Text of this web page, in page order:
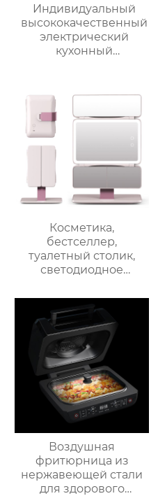
Индивидуальный
высококачественный
электрический
кухонный
приготовления пищи,
кухонный комбайн,
блендер, тепловизор
Косметика,
бестселлер,
туалетный столик,
светодиодное
зеркало для макияжа,
тройное
увеличительное
зеркало для макияжа
с подсветкой
Воздушная
фритюрница из
нержавеющей стали
для здорового